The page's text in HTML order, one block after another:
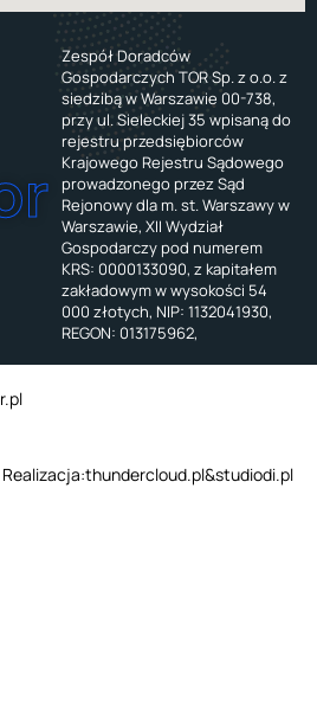
Zespół Doradców
Gospodarczych TOR Sp. z o.o. z
siedzibą w Warszawie 00-738,
przy ul. Sieleckiej 35 wpisaną do
rejestru przedsiębiorców
Krajowego Rejestru Sądowego
prowadzonego przez Sąd
Rejonowy dla m. st. Warszawy w
Warszawie, XII Wydział
Gospodarczy pod numerem
KRS: 0000133090, z kapitałem
zakładowym w wysokości 54
000 złotych, NIP: 1132041930,
REGON: 013175962,
studiodi.pl
&
thundercloud.pl
Realizacja: